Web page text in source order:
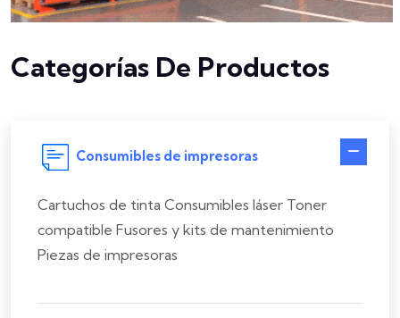
Categorías De Productos
Consumibles de impresoras
Cartuchos de tinta Consumibles láser Toner
compatible Fusores y kits de mantenimiento
Piezas de impresoras